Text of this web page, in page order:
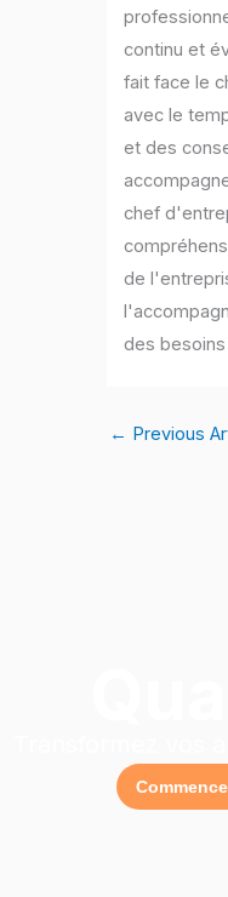
continu et
fait face le
avec le
et des
chef
de
des
← Previous